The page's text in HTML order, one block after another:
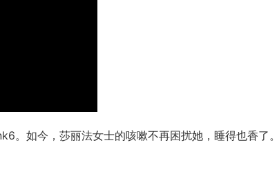
。如今，莎丽法女士的咳嗽不再困扰她，睡得也香了